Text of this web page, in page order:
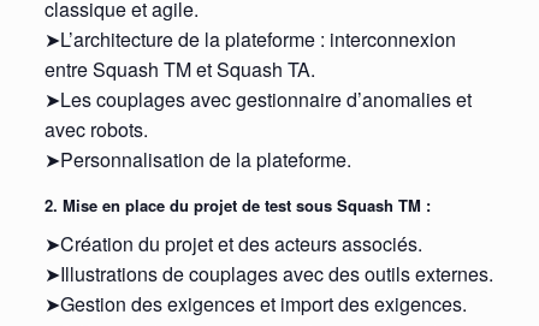
classique et agile.
➤L’architecture de la plateforme : interconnexion
entre Squash TM et Squash TA.
➤Les couplages avec gestionnaire d’anomalies et
avec robots.
➤Personnalisation de la plateforme.
2. Mise en place du projet de test sous Squash TM :
➤Création du projet et des acteurs associés.
➤Illustrations de couplages avec des outils externes.
➤Gestion des exigences et import des exigences.